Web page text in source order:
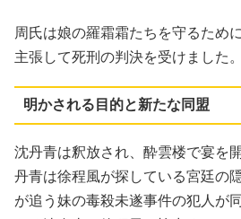
周氏は娘の羅霜霜たちを守るため
主張して死刑の判決を受けました。
明かされる目的と新たな同盟
沈丹青は釈放され、酔雲楼で宴を
丹青は徐程風が探している宮廷の
が追う妹の毒殺未遂事件の犯人が